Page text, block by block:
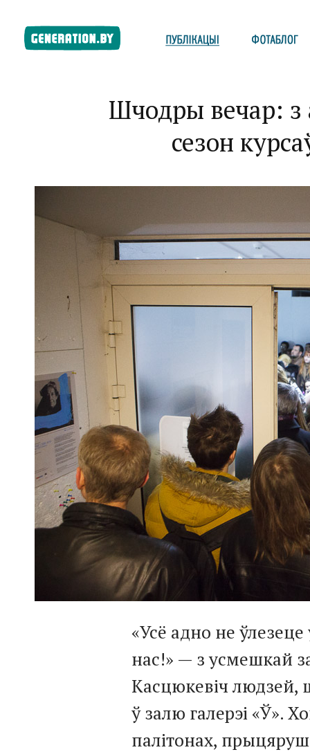
Шчодры вечар: з
сезон
«Усё адно не
нас!» — з усмешкай
Касцюкевіч людзей,
ў залю галерэі «Ў».
палітонах,